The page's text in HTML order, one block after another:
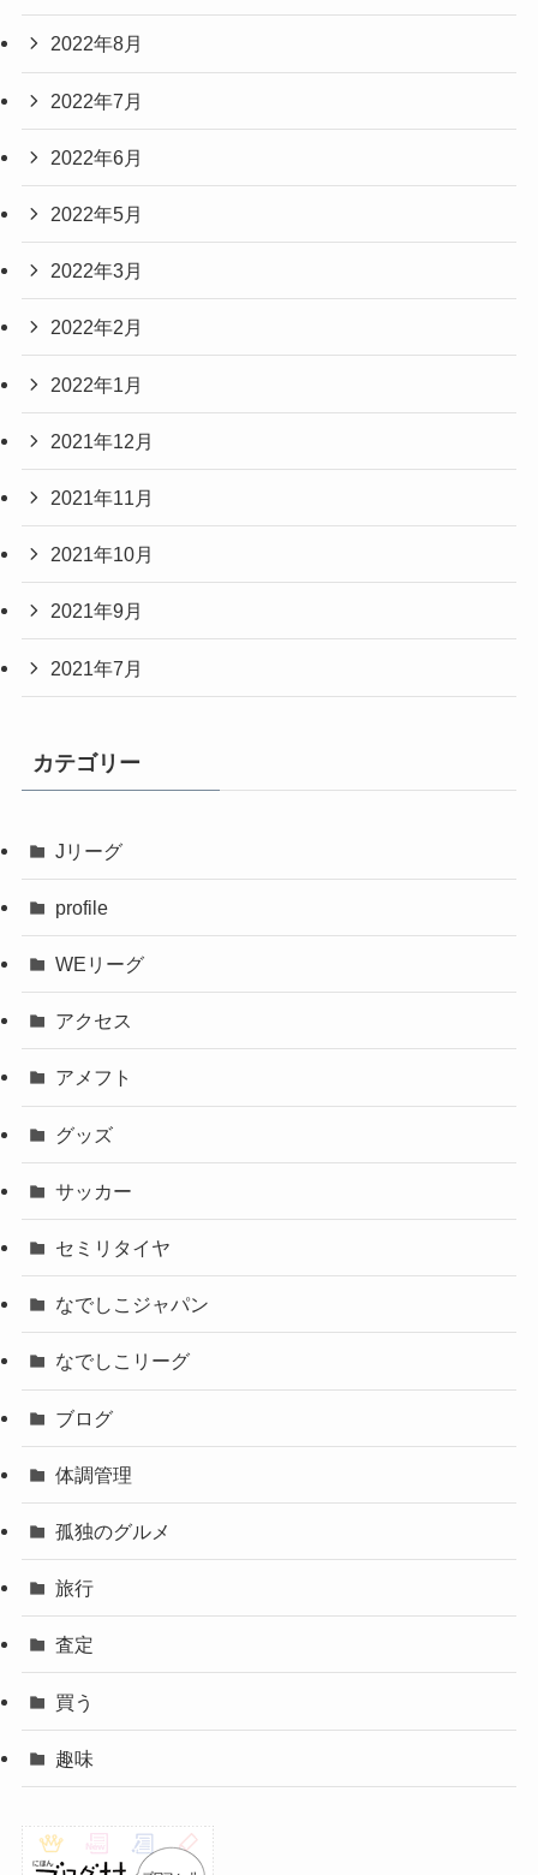
2022年8月
2022年7月
2022年6月
2022年5月
2022年3月
2022年2月
2022年1月
2021年12月
2021年11月
2021年10月
2021年9月
2021年7月
カテゴリー
Jリーグ
profile
WEリーグ
アクセス
アメフト
グッズ
サッカー
セミリタイヤ
なでしこジャパン
なでしこリーグ
ブログ
体調管理
孤独のグルメ
旅行
査定
買う
趣味